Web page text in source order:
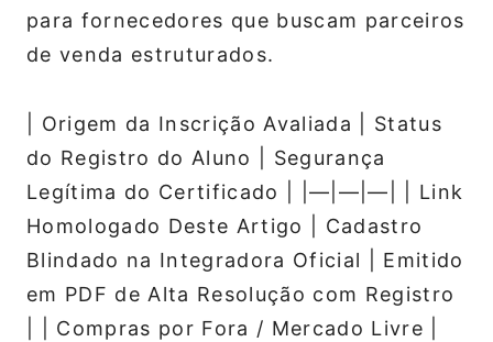
para fornecedores que buscam parceiros
de venda estruturados.
| Origem da Inscrição Avaliada | Status
do Registro do Aluno | Segurança
Legítima do Certificado | |—|—|—| | Link
Homologado Deste Artigo | Cadastro
Blindado na Integradora Oficial | Emitido
em PDF de Alta Resolução com Registro
| | Compras por Fora / Mercado Livre |